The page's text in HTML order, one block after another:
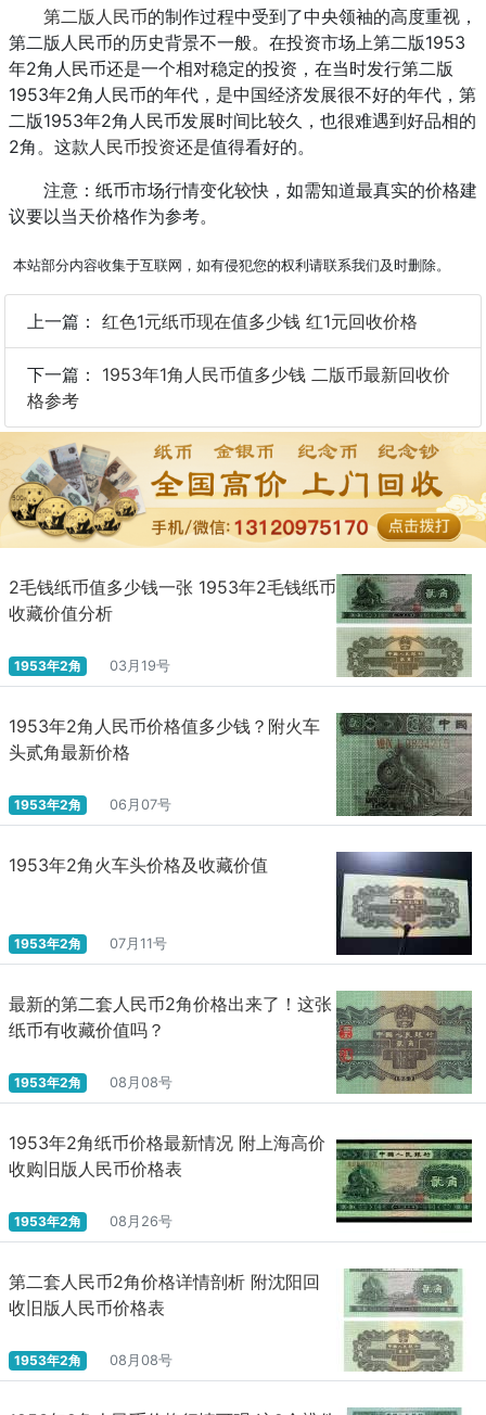
第二版人民币的制作过程中受到了中央领袖的高度重视，
第二版人民币的历史背景不一般。在投资市场上第二版1953
年2角人民币还是一个相对稳定的投资，在当时发行第二版
1953年2角人民币的年代，是中国经济发展很不好的年代，第
二版1953年2角人民币发展时间比较久，也很难遇到好品相的
2角。这款 人民币投资还是值得看好的。
注意：纸币市场行情变化较快，如需知道最真实的价格建
议要以当天价格作为参考。
本站部分内容收集于互联网，如有侵犯您的权利请联系我们及时删除。
上一篇： 红色1元纸币现在值多少钱 红1元回收价格
下一篇： 1953年1角人民币值多少钱 二版币最新回收价
格参考
2毛钱纸币值多少钱一张 1953年2毛钱纸币
收藏价值分析
1953年2角 03月19号
1953年2角人民币价格值多少钱？附火车
头贰角最新价格
1953年2角 06月07号
1953年2角火车头价格及收藏价值
1953年2角 07月11号
最新的第二套人民币2角价格出来了！这张
纸币有收藏价值吗？
1953年2角 08月08号
1953年2角纸币价格最新情况 附上海高价
收购旧版人民币价格表
1953年2角 08月26号
第二套人民币2角价格详情剖析 附沈阳回
收旧版人民币价格表
1953年2角 08月08号